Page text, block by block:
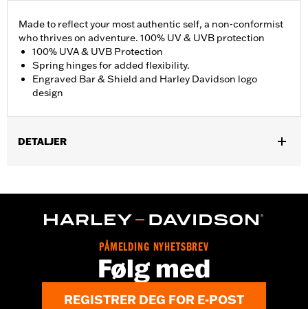
Made to reflect your most authentic self, a non-conformist
who thrives on adventure. 100% UV & UVB protection
100% UVA & UVB Protection
Spring hinges for added flexibility.
Engraved Bar & Shield and Harley Davidson logo
design
DETALJER
Functional Features:100% UV Protection,UVB protection
d.com/warrantyfor full details
PÅMELDING NYHETSBREV
Følg med
REGISTRER DEG FOR E-POST